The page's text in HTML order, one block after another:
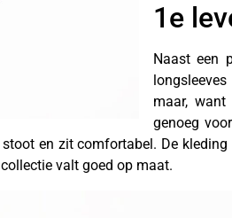
1e
Naast een
maar,
genoeg
en zit comfortabel. De
valt goed op maat.